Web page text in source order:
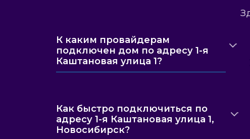
К каким провайдерам
подключен дом по адресу 1-я
Каштановая улица 1?
Как быстро подключиться по
адресу 1-я Каштановая улица 1,
Новосибирск?